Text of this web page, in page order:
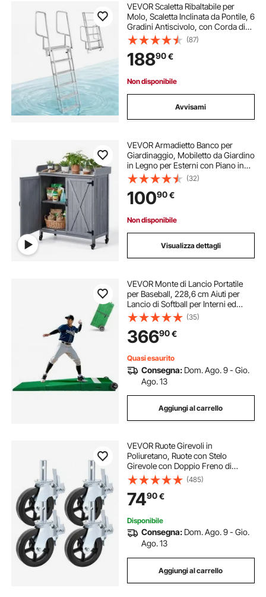
VEVOR Scaletta Ribaltabile per
Molo, Scaletta Inclinata da Pontile, 6
Gradini Antiscivolo, con Corda di
Sollevamento, Portata Massima 159
kg, Struttura in Lega di Alluminio,
per Laghi e Imbarcazioni
(87)
18890€
Non disponibile
Avvisami
VEVOR Armadietto Banco per
Giardinaggio, Mobiletto da Giardino
in Legno per Esterni con Piano in
Ferro Zincato da 91,5 x 40,5 cm,
con Ampio Spazio di Archiviazione,
4 Ruote per Patio, Cortile, Grigio
(32)
10090€
Non disponibile
Visualizza dettagli
VEVOR Monte di Lancio Portatile
per Baseball, 228,6 cm Aiuti per
Lancio di Softball per Interni ed
Esterni con Erba Sintetica Anti-
Scolorimento, Gomma per Lancio,
Maniglie per Trasporto, Verde
(35)
36690€
Quasi esaurito
Consegna: Dom. Ago. 9 - Gio.
Ago. 13
Aggiungi al carrello
VEVOR Ruote Girevoli in
Poliuretano, Ruote con Stelo
Girevole con Doppio Freno di
Bloccaggio, Piedini Regolabili,
Capacità di Carico di 1100 Libbre
per Ruota, Confezione da 4, 8
Pollici
(485)
7490€
Disponibile
Consegna: Dom. Ago. 9 - Gio.
Ago. 13
Aggiungi al carrello